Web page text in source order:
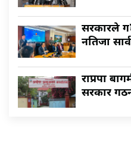
सरकारले
नतिजा
राप्रपा
सरकार